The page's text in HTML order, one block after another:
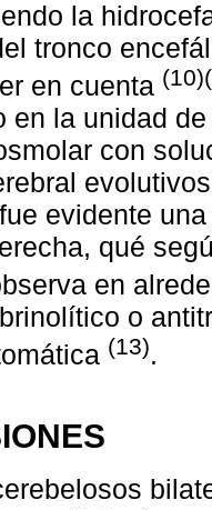
la
tronco
en cuenta
en la unidad
con
evidente
qué
en
o
(13).